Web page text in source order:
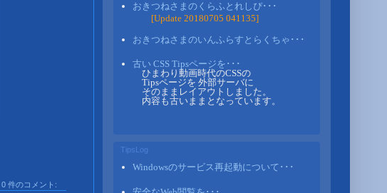
0 件のコメント:
おきつねさまのくらふとれしぴ･･･
[Update 20180705 041135]
おきつねさまのいんふらすとらくちゃ･･･
古い CSS Tipsページを･･･
ひまわり動画時代のCSSの
Tipsページを 外部サーバに
そのままレイアウトしました。
内容も古いままとなっています。
TipsLog
Windowsのサービス再起動について･･･